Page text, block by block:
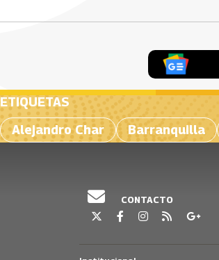
ETIQUETAS
Alejandro Char
Barranquilla
CONTACTO